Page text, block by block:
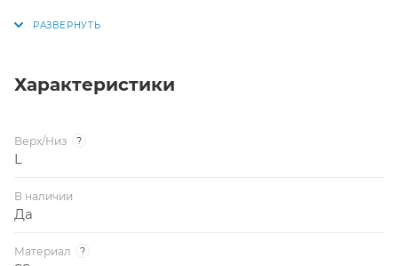
Производитель: США
Характеристики
Верх/Низ ?
L
В наличии
Да
Материал ?